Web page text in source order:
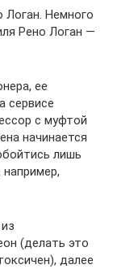
Логан. Немного
Рено Логан —
ее
сервисе
с муфтой
начинается
лишь
(делать это
далее